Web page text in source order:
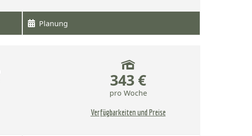
Planung
343 €
pro Woche
Verfügbarkeiten und Preise